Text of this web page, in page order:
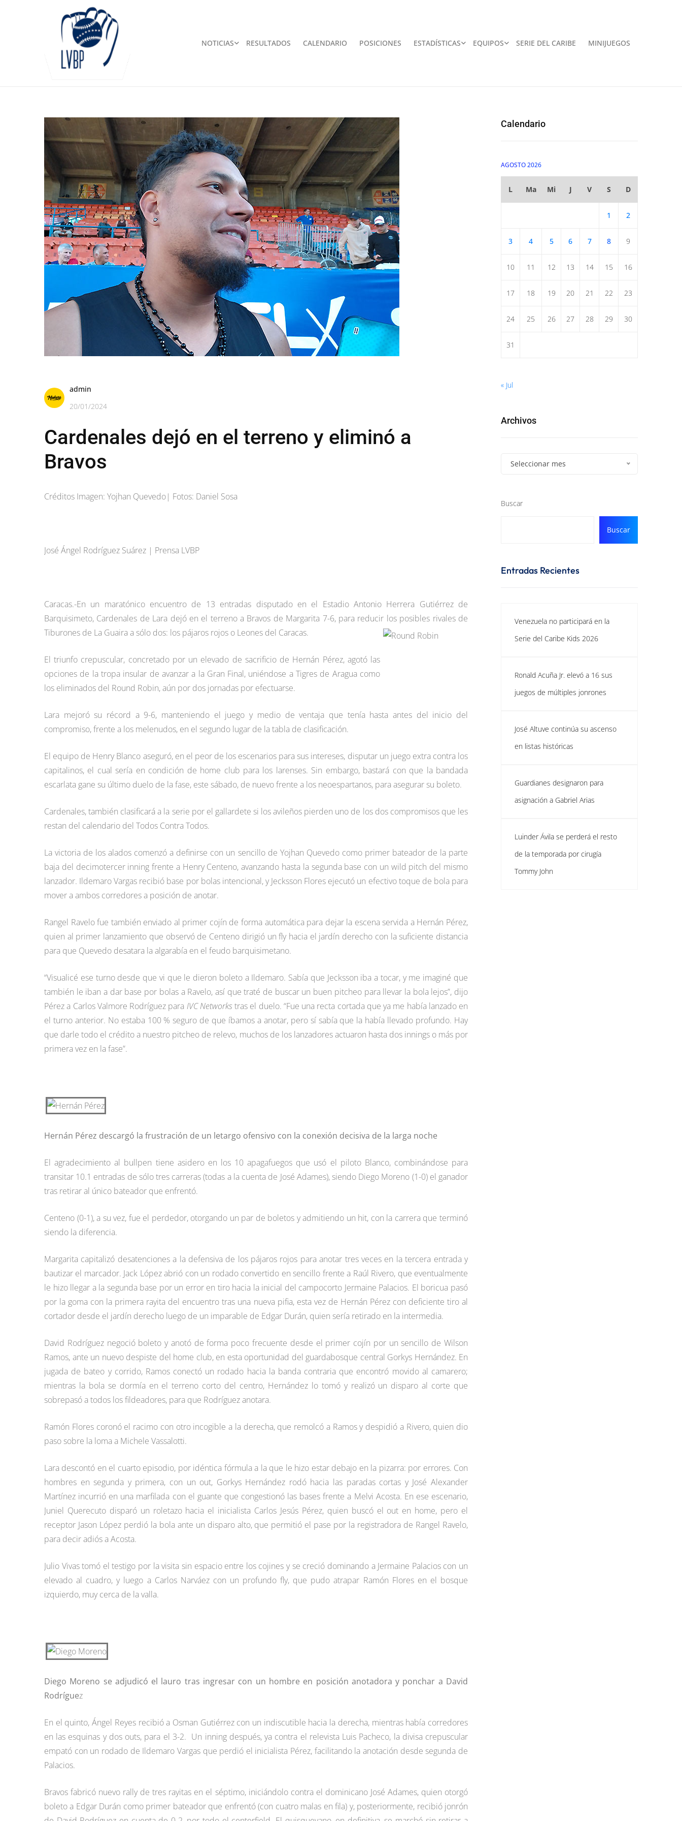
NOTICIAS RESULTADOS CALENDARIO POSICIONES ESTADÍSTICAS EQUIPOS SERIE DEL CARIBE MINIJUEGOS
admin
20/01/2024
Cardenales dejó en el terreno y eliminó a
Bravos
Créditos Imagen: Yojhan Quevedo| Fotos: Daniel Sosa
José Ángel Rodríguez Suárez | Prensa LVBP
Caracas.-En un maratónico encuentro de 13 entradas disputado en el Estadio Antonio Herrera Gutiérrez de
Barquisimeto, Cardenales de Lara dejó en el terreno a Bravos de Margarita 7-6, para reducir los posibles rivales de
Tiburones de La Guaira a sólo dos: los pájaros rojos o Leones del Caracas.
El triunfo crepuscular, concretado por un elevado de sacrificio de Hernán Pérez, agotó las
opciones de la tropa insular de avanzar a la Gran Final, uniéndose a Tigres de Aragua como
los eliminados del Round Robin, aún por dos jornadas por efectuarse.
Lara mejoró su récord a 9-6, manteniendo el juego y medio de ventaja que tenía hasta antes del inicio del
compromiso, frente a los melenudos, en el segundo lugar de la tabla de clasificación.
El equipo de Henry Blanco aseguró, en el peor de los escenarios para sus intereses, disputar un juego extra contra los
capitalinos, el cual sería en condición de home club para los larenses. Sin embargo, bastará con que la bandada
escarlata gane su último duelo de la fase, este sábado, de nuevo frente a los neoespartanos, para asegurar su boleto.
Cardenales, también clasificará a la serie por el gallardete si los avileños pierden uno de los dos compromisos que les
restan del calendario del Todos Contra Todos.
La victoria de los alados comenzó a definirse con un sencillo de Yojhan Quevedo como primer bateador de la parte
baja del decimotercer inning frente a Henry Centeno, avanzando hasta la segunda base con un wild pitch del mismo
lanzador. Ildemaro Vargas recibió base por bolas intencional, y Jecksson Flores ejecutó un efectivo toque de bola para
mover a ambos corredores a posición de anotar.
Rangel Ravelo fue también enviado al primer cojín de forma automática para dejar la escena servida a Hernán Pérez,
quien al primer lanzamiento que observó de Centeno dirigió un fly hacia el jardín derecho con la suficiente distancia
para que Quevedo desatara la algarabía en el feudo barquisimetano.
“Visualicé ese turno desde que vi que le dieron boleto a Ildemaro. Sabía que Jecksson iba a tocar, y me imaginé que
también le iban a dar base por bolas a Ravelo, así que traté de buscar un buen pitcheo para llevar la bola lejos”, dijo
Pérez a Carlos Valmore Rodríguez para IVC Networkstras el duelo. “Fue una recta cortada que ya me había lanzado en
el turno anterior. No estaba 100 % seguro de que íbamos a anotar, pero sí sabía que la había llevado profundo. Hay
que darle todo el crédito a nuestro pitcheo de relevo, muchos de los lanzadores actuaron hasta dos innings o más por
primera vez en la fase”.
Hernán Pérez descargó la frustración de un letargo ofensivo con la conexión decisiva de la larga noche
El agradecimiento al bullpen tiene asidero en los 10 apagafuegos que usó el piloto Blanco, combinándose para
transitar 10.1 entradas de sólo tres carreras (todas a la cuenta de José Adames), siendo Diego Moreno (1-0) el ganador
tras retirar al único bateador que enfrentó.
Centeno (0-1), a su vez, fue el perdedor, otorgando un par de boletos y admitiendo un hit, con la carrera que terminó
siendo la diferencia.
Margarita capitalizó desatenciones a la defensiva de los pájaros rojos para anotar tres veces en la tercera entrada y
bautizar el marcador. Jack López abrió con un rodado convertido en sencillo frente a Raúl Rivero, que eventualmente
le hizo llegar a la segunda base por un error en tiro hacia la inicial del campocorto Jermaine Palacios. El boricua pasó
por la goma con la primera rayita del encuentro tras una nueva pifia, esta vez de Hernán Pérez con deficiente tiro al
cortador desde el jardín derecho luego de un imparable de Edgar Durán, quien sería retirado en la intermedia.
David Rodríguez negoció boleto y anotó de forma poco frecuente desde el primer cojín por un sencillo de Wilson
Ramos, ante un nuevo despiste del home club, en esta oportunidad del guardabosque central Gorkys Hernández. En
jugada de bateo y corrido, Ramos conectó un rodado hacia la banda contraria que encontró movido al camarero;
mientras la bola se dormía en el terreno corto del centro, Hernández lo tomó y realizó un disparo al corte que
sobrepasó a todos los fildeadores, para que Rodríguez anotara.
Ramón Flores coronó el racimo con otro incogible a la derecha, que remolcó a Ramos y despidió a Rivero, quien dio
paso sobre la loma a Michele Vassalotti.
Lara descontó en el cuarto episodio, por idéntica fórmula a la que le hizo estar debajo en la pizarra: por errores. Con
hombres en segunda y primera, con un out, Gorkys Hernández rodó hacia las paradas cortas y José Alexander
Martínez incurrió en una marfilada con el guante que congestionó las bases frente a Melvi Acosta. En ese escenario,
Juniel Querecuto disparó un roletazo hacia el inicialista Carlos Jesús Pérez, quien buscó el out en home, pero el
receptor Jason López perdió la bola ante un disparo alto, que permitió el pase por la registradora de Rangel Ravelo,
para decir adiós a Acosta.
Julio Vivas tomó el testigo por la visita sin espacio entre los cojines y se creció dominando a Jermaine Palacios con un
elevado al cuadro, y luego a Carlos Narváez con un profundo fly, que pudo atrapar Ramón Flores en el bosque
izquierdo, muy cerca de la valla.
Diego Moreno se adjudicó el lauro tras ingresar con un hombre en posición anotadora y ponchar a David
Rodríguez
En el quinto, Ángel Reyes recibió a Osman Gutiérrez con un indiscutible hacia la derecha, mientras había corredores
en las esquinas y dos outs, para el 3-2. Un inning después, ya contra el relevista Luis Pacheco, la divisa crepuscular
empató con un rodado de Ildemaro Vargas que perdió el inicialista Pérez, facilitando la anotación desde segunda de
Palacios.
Bravos fabricó nuevo rally de tres rayitas en el séptimo, iniciándolo contra el dominicano José Adames, quien otorgó
boleto a Edgar Durán como primer bateador que enfrentó (con cuatro malas en fila) y, posteriormente, recibió jonrón
Calendario
AGOSTO 2026
L Ma Mi J V S D
1 2
3 4 5 6 7 8 9
10 11 12 13 14 15 16
17 18 19 20 21 22 23
24 25 26 27 28 29 30
31
« Jul
Archivos
Seleccionar mes
Buscar
Buscar
Entradas Recientes
Venezuela no participará en la
Serie del Caribe Kids 2026
Ronald Acuña Jr. elevó a 16 sus
juegos de múltiples jonrones
José Altuve continúa su ascenso
en listas históricas
Guardianes designaron para
asignación a Gabriel Arias
Luinder Ávila se perderá el resto
de la temporada por cirugía
Tommy John